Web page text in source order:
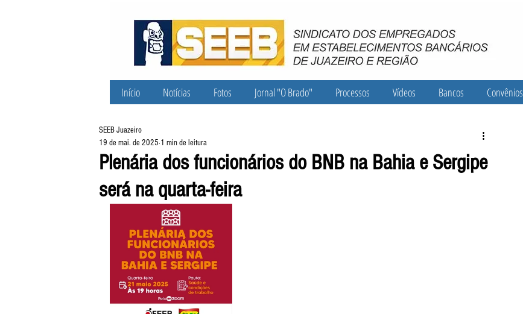
Início Notícias Fotos Jornal "O Brado" Processos Vídeos Bancos Convênios
Plenária dos funcionários do BNB na Bahia e Sergipe
será na quarta-feira
SEEB Juazeiro
19 de mai. de 2025 1 min de leitura